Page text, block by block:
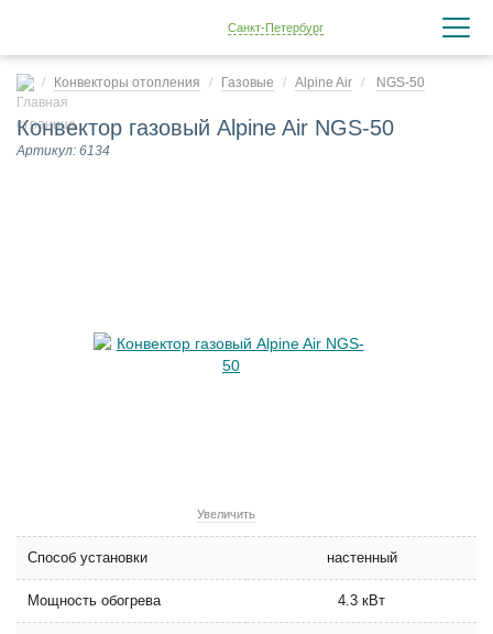
Санкт-Петербург
Конвекторы отопления Газовые Alpine Air NGS-50
Конвектор газовый Alpine Air NGS-50
Артикул: 6134
Увеличить
Способ установки настенный
Мощность обогрева 4.3 кВт